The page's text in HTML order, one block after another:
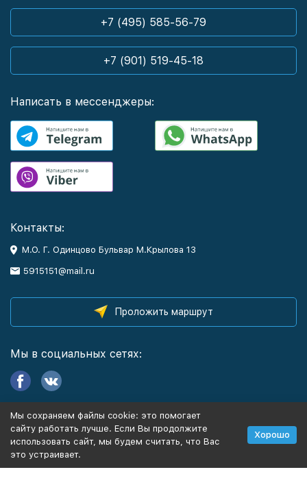
+7 (495) 585-56-79
+7 (901) 519-45-18
Написать в мессенджеры:
Контакты:
М.О. Г. Одинцово Бульвар М.Крылова 13
5915151@mail.ru
Проложить маршрут
Мы в социальных сетях:
Информация
Политика персональных данных
Мы сохраняем файлы cookie: это помогает
сайту работать лучше. Если Вы продолжите
использовать сайт, мы будем считать, что Вас
это устраивает.
Хорошо